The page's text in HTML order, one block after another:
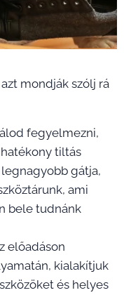
mondják szólj rá
fegyelmezni,
tiltás
gátja,
ami
bele tudnánk
előadáson
kialakítjuk
és helyes